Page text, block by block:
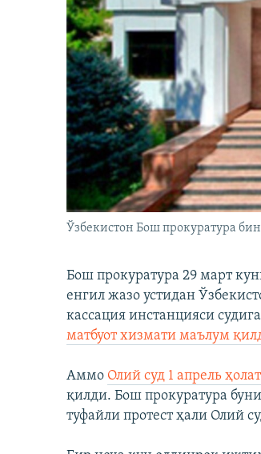
Ўзбекистон Бош прокуратура
Бош прокуратура 29 март
енгил жазо устидан
кассация инстанцияси
матбуот хизмати маълум
Аммо Олий суд 1 апрель
қилди. Бош прокуратура
туфайли протест ҳали Олий